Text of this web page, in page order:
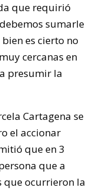
que requirió
sumarle
es cierto no
cercanas en
presumir la
Cartagena se
el accionar
que en 3
que a
que ocurrieron la